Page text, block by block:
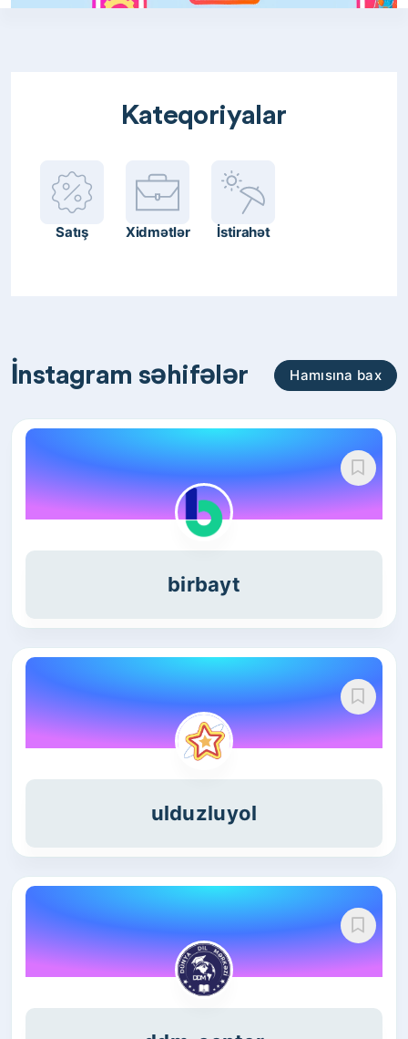
Kateqoriyalar
Satış Xidmətlər İstirahət
İnstagram səhifələr Hamısına bax
birbayt
ulduzluyol